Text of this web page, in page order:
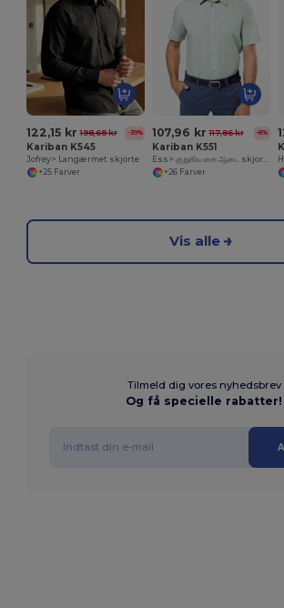
122,15 kr 198,68 kr -39%
Kariban K545
Jofrey> Langærmet skjorte
+25 Farver
107,96 kr 117,86 kr -8%
Kariban K551
+26 Farver
Vis alle
Tilmeld dig vores nyhedsbrev
Og få specielle rabatter!